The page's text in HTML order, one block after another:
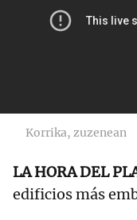
Korrika, zuzenean
LA HORA DEL
edificios más